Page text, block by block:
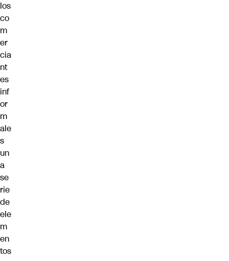
los
co
m
er
cia
nt
es
inf
or
m
ale
s
un
a
se
rie
de
ele
m
en
tos